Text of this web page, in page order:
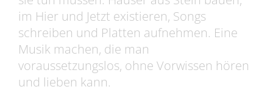
im Hier und Jetzt existieren, Songs
schreiben und Platten aufnehmen. Eine
Musik machen, die man
voraussetzungslos, ohne Vorwissen hören
und lieben kann.